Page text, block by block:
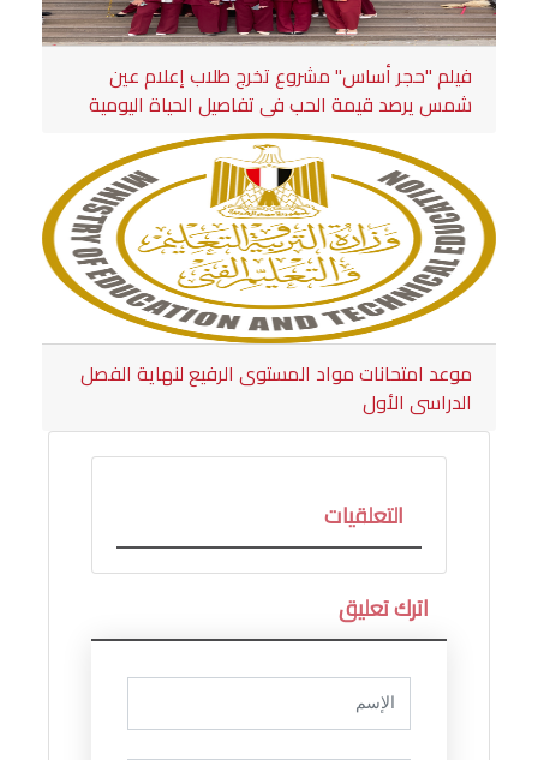
فيلم "حجر أساس" مشروع تخرج طلاب إعلام عين
شمس يرصد قيمة الحب في تفاصيل الحياة اليومية
موعد امتحانات مواد المستوى الرفيع لنهاية الفصل
الدراسى الأول
التعلقيات
اترك تعليق